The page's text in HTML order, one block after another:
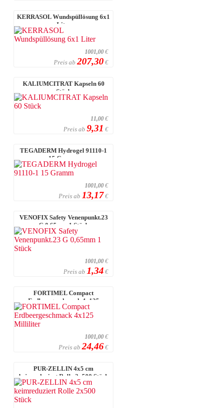
KERRASOL Wundspüllösung 6x1
Liter
1001,00 €
Preis ab 207,30 €
KALIUMCITRAT Kapseln 60
Stück
11,00 €
Preis ab 9,31 €
TEGADERM Hydrogel 91110-1
15 Gramm
1001,00 €
Preis ab 13,17 €
VENOFIX Safety Venenpunkt.23
G 0,65mm 1 Stück
1001,00 €
Preis ab 1,34 €
FORTIMEL Compact
Erdbeergeschmack 4x125
Milliliter
1001,00 €
Preis ab 24,46 €
PUR-ZELLIN 4x5 cm
keimreduziert Rolle 2x500 Stück